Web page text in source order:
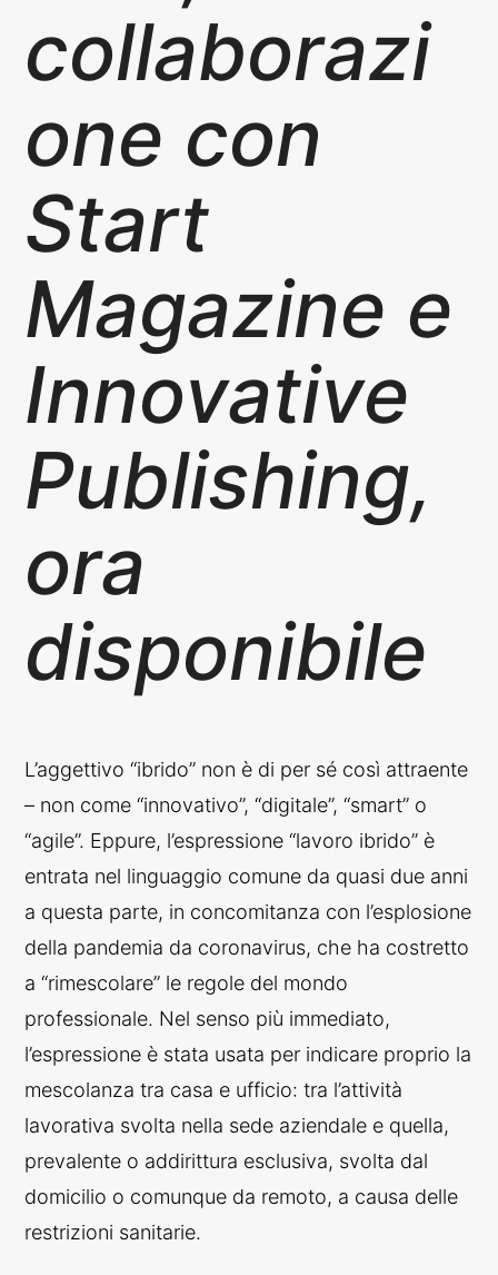
collaborazi
one con
Start
Magazine e
Innovative
Publishing,
ora
disponibile
L’aggettivo “ibrido” non è di per sé così attraente
– non come “innovativo”, “digitale”, “smart” o
“agile”. Eppure, l’espressione “lavoro ibrido” è
entrata nel linguaggio comune da quasi due anni
a questa parte, in concomitanza con l’esplosione
della pandemia da coronavirus, che ha costretto
a “rimescolare” le regole del mondo
professionale. Nel senso più immediato,
l’espressione è stata usata per indicare proprio la
mescolanza tra casa e ufficio: tra l’attività
lavorativa svolta nella sede aziendale e quella,
prevalente o addirittura esclusiva, svolta dal
domicilio o comunque da remoto, a causa delle
restrizioni sanitarie.